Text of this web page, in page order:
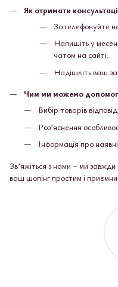
Як отримати
Зателефонуйте
Напишіть у
чатом на сайті.
Надішліть ваш
Чим ми можемо
Вибір товарів
Роз’яснення
Інформація про
Зв’яжіться з нами – ми завжди
ваш шопінг простим і